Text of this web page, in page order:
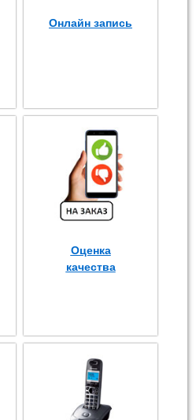
Онлайн запись
Оценка
качества